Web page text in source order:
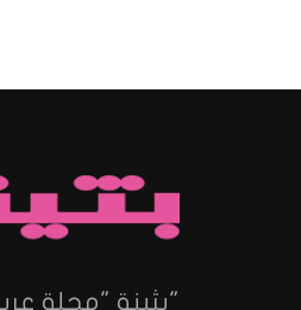
"بثينة "مجلة